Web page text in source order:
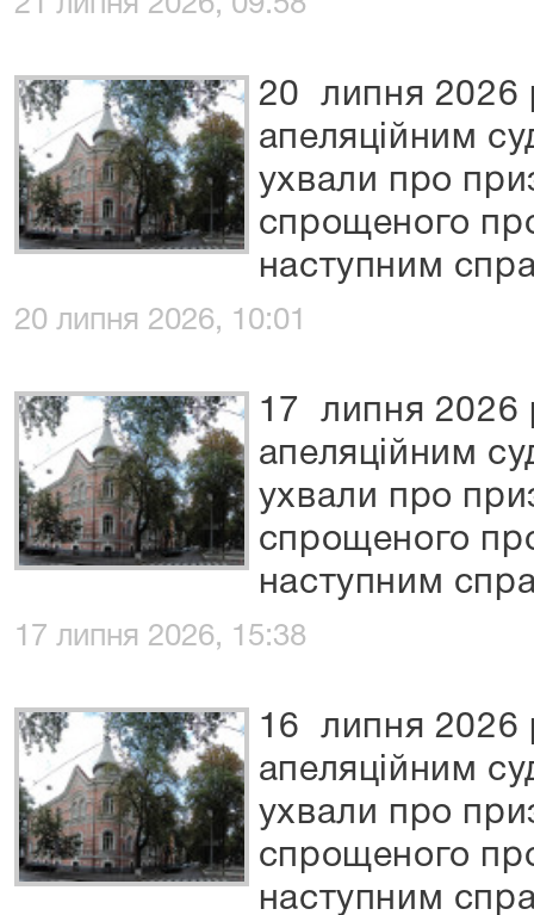
20 липня 2026
апеляційним
ухвали про
спрощеного
наступним
20 липня 2026, 10:01
17 липня 2026
апеляційним
ухвали про
спрощеного
наступним
17 липня 2026, 15:38
16 липня 2026
апеляційним
ухвали про
спрощеного
наступним